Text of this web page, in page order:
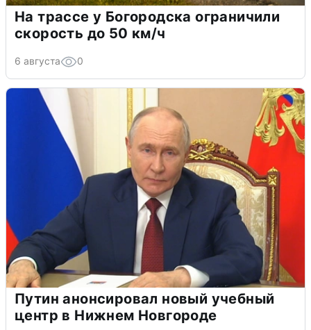
На трассе у Богородска ограничили
скорость до 50 км/ч
6 августа 0
Путин анонсировал новый учебный
центр в Нижнем Новгороде